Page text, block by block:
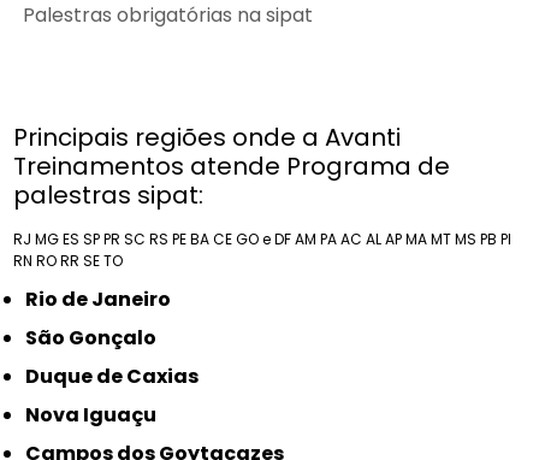
Palestras obrigatórias na sipat
Principais regiões onde a Avanti
Treinamentos atende Programa de
palestras sipat:
RJ MGES SPPR SC RS PEBACEGO e DFAM PAAC ALAPMAMTMS PB PI
RN RORR SETO
Rio de Janeiro
São Gonçalo
Duque de Caxias
Nova Iguaçu
Campos dos Goytacazes